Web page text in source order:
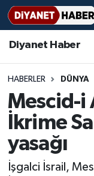
Diyanet Haber
HABERLER DÜNYA
Mescid-i
İkrime
yasağı
İşgalci İsrail,
Diyanet
Teşkilat
Adana
Adıyaman
Ağrı
Aksaray
Gündem
#Keşfet
Bir Ayet
Bir Hikaye
Biyografiler
Dini
Diyanet Bilgi
Basında
Aile Dergisi
Aylık Dergi
İmam Hatip
Başmakale
Hadis-i
Hayat
Nöbetçi
Hava Durumu
Ankara
Trafik Durumu
Süper Lig